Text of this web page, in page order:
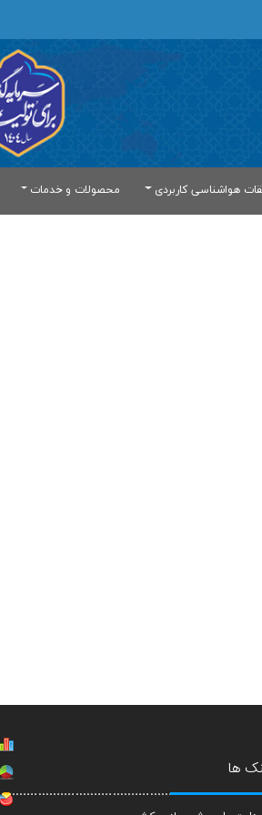
هواشناسی کاربردی محصولات و خدمات
ها